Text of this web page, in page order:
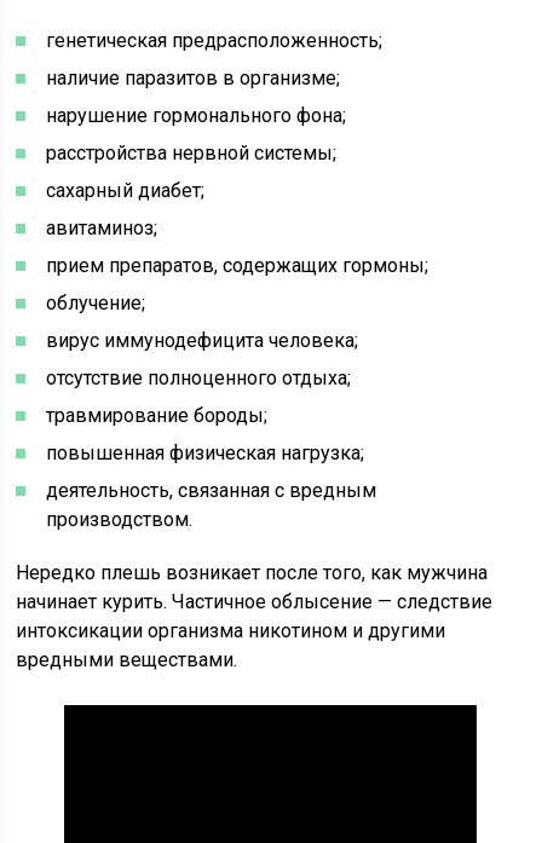
генетическая предрасположенность;
наличие паразитов в организме;
нарушение гормонального фона;
расстройства нервной системы;
сахарный диабет;
авитаминоз;
прием препаратов, содержащих гормоны;
облучение;
вирус иммунодефицита человека;
отсутствие полноценного отдыха;
травмирование бороды;
повышенная физическая нагрузка;
деятельность, связанная с вредным
производством.
Нередко плешь возникает после того, как мужчина
начинает курить. Частичное облысение — следствие
интоксикации организма никотином и другими
вредными веществами.